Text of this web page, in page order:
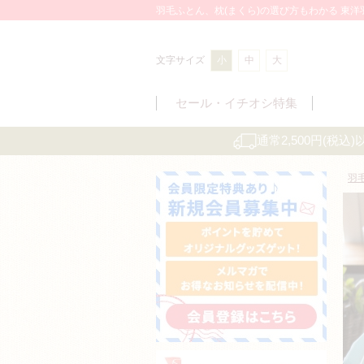
羽毛ふとん、枕(まくら)の選び方もわかる 東洋
文字サイズ 小 中 大
セール・ イチオシ特集
通常2,500円(税込)
羽